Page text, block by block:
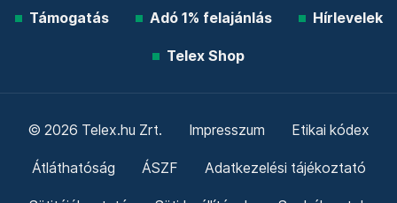
Támogatás Adó 1% felajánlás Hírlevelek
Telex Shop
© 2026 Telex.hu Zrt. Impresszum Etikai kódex
Átláthatóság ÁSZF Adatkezelési tájékoztató